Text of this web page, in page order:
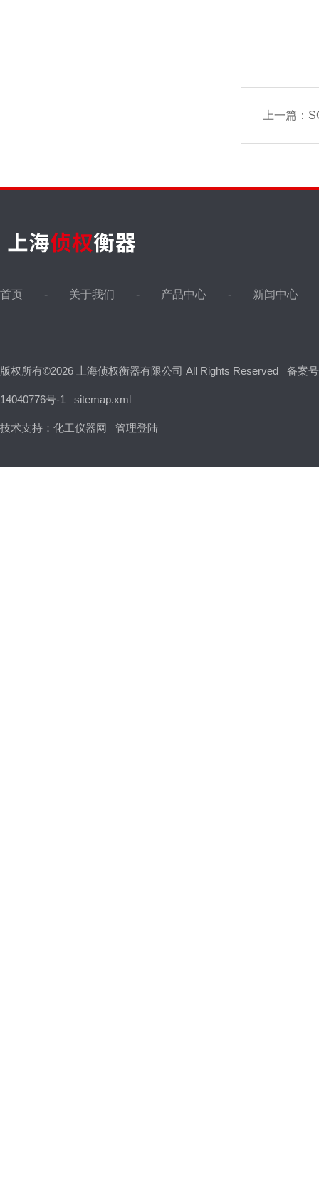
上一篇：
首页 关于我们 产品中心 新闻中心
版权所有©2026 上海侦权衡器有限公司 All Rights Reserved 备案
14040776号-1 sitemap.xml
技术支持： 化工仪器网 管理登陆